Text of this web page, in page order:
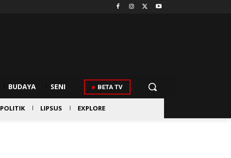
BUDAYA SENI BETA TV
POLITIK LIPSUS EXPLORE